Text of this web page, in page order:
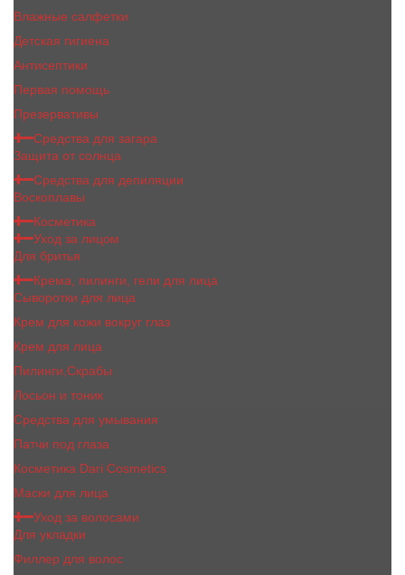
Влажные салфетки
Детская гигиена
Антисептики
Первая помощь
Презервативы
Средства для загара
Защита от солнца
Средства для депиляции
Воскоплавы
Косметика
Уход за лицом
Для бритья
Крема, пилинги, гели для лица
Сыворотки для лица
Крем для кожи вокруг глаз
Крем для лица
Пилинги,Скрабы
Лосьон и тоник
Средства для умывания
Патчи под глаза
Косметика Dari Cosmetics
Маски для лица
Уход за волосами
Для укладки
Филлер для волос